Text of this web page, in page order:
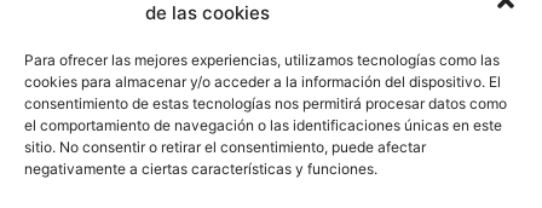
de las cookies
Para ofrecer las mejores experiencias, utilizamos tecnologías como las
cookies para almacenar y/o acceder a la información del dispositivo. El
consentimiento de estas tecnologías nos permitirá procesar datos como
el comportamiento de navegación o las identificaciones únicas en este
sitio. No consentir o retirar el consentimiento, puede afectar
negativamente a ciertas características y funciones.
CONTACTA CON NOSOTROS